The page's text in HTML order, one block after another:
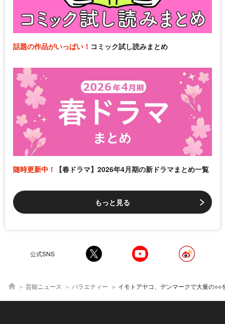
話題の作品がいっぱい！ コミック試し読みまとめ
随時更新中！ 【春ドラマ】2026年4月期の新ドラマまとめ一覧
もっと見る
公式SNS
芸能ニュース バラエティー イモトアヤコ、デンマークで大量の○○を浴びせ